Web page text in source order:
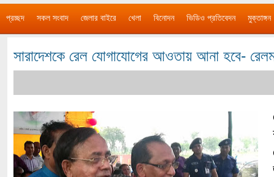
প্রচ্ছদ সকল সংবাদ জেলার বাইরে খেলা বিনোদন ভিডিও প্রতিবেদন মুক্তাঙ্গন
সারাদেশকে রেল যোগাযোগের আওতায় আনা হবে-